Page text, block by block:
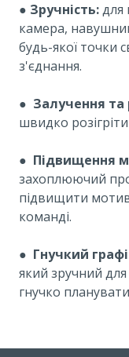
● Зручність:для
камера,
будь-якої точки
з'єднання.
● Залучення та
швидко
● Підвищення
захоплюючий
підвищити
команді.
● Гнучкий
який зручний
гнучко